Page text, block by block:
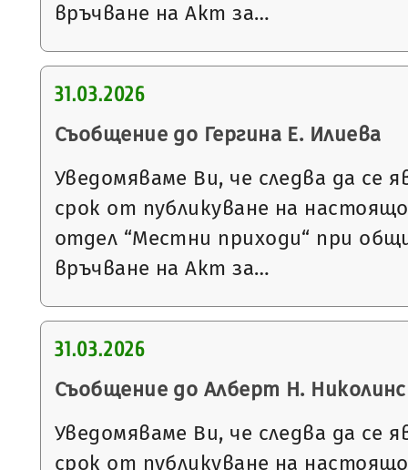
връчване на Акт за…
31.03.2026
Съобщение до Гергина Е. Илиева
Уведомяваме Ви, че следва да се
срок от публикуване на
отдел “Местни приходи“ при
връчване на Акт за…
31.03.2026
Съобщение до Алберт Н.
Уведомяваме Ви, че следва да се
срок от публикуване на